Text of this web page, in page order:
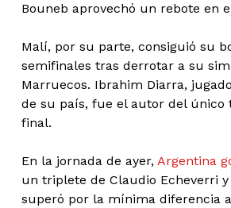
Bouneb aprovechó un rebote en
Malí, por su parte, consiguió su
semifinales tras derrotar a su
Marruecos. Ibrahim Diarra,
de su país, fue el autor del único
final.
En la jornada de ayer, Argentina
un triplete de Claudio Echeverri
superó por la mínima diferencia